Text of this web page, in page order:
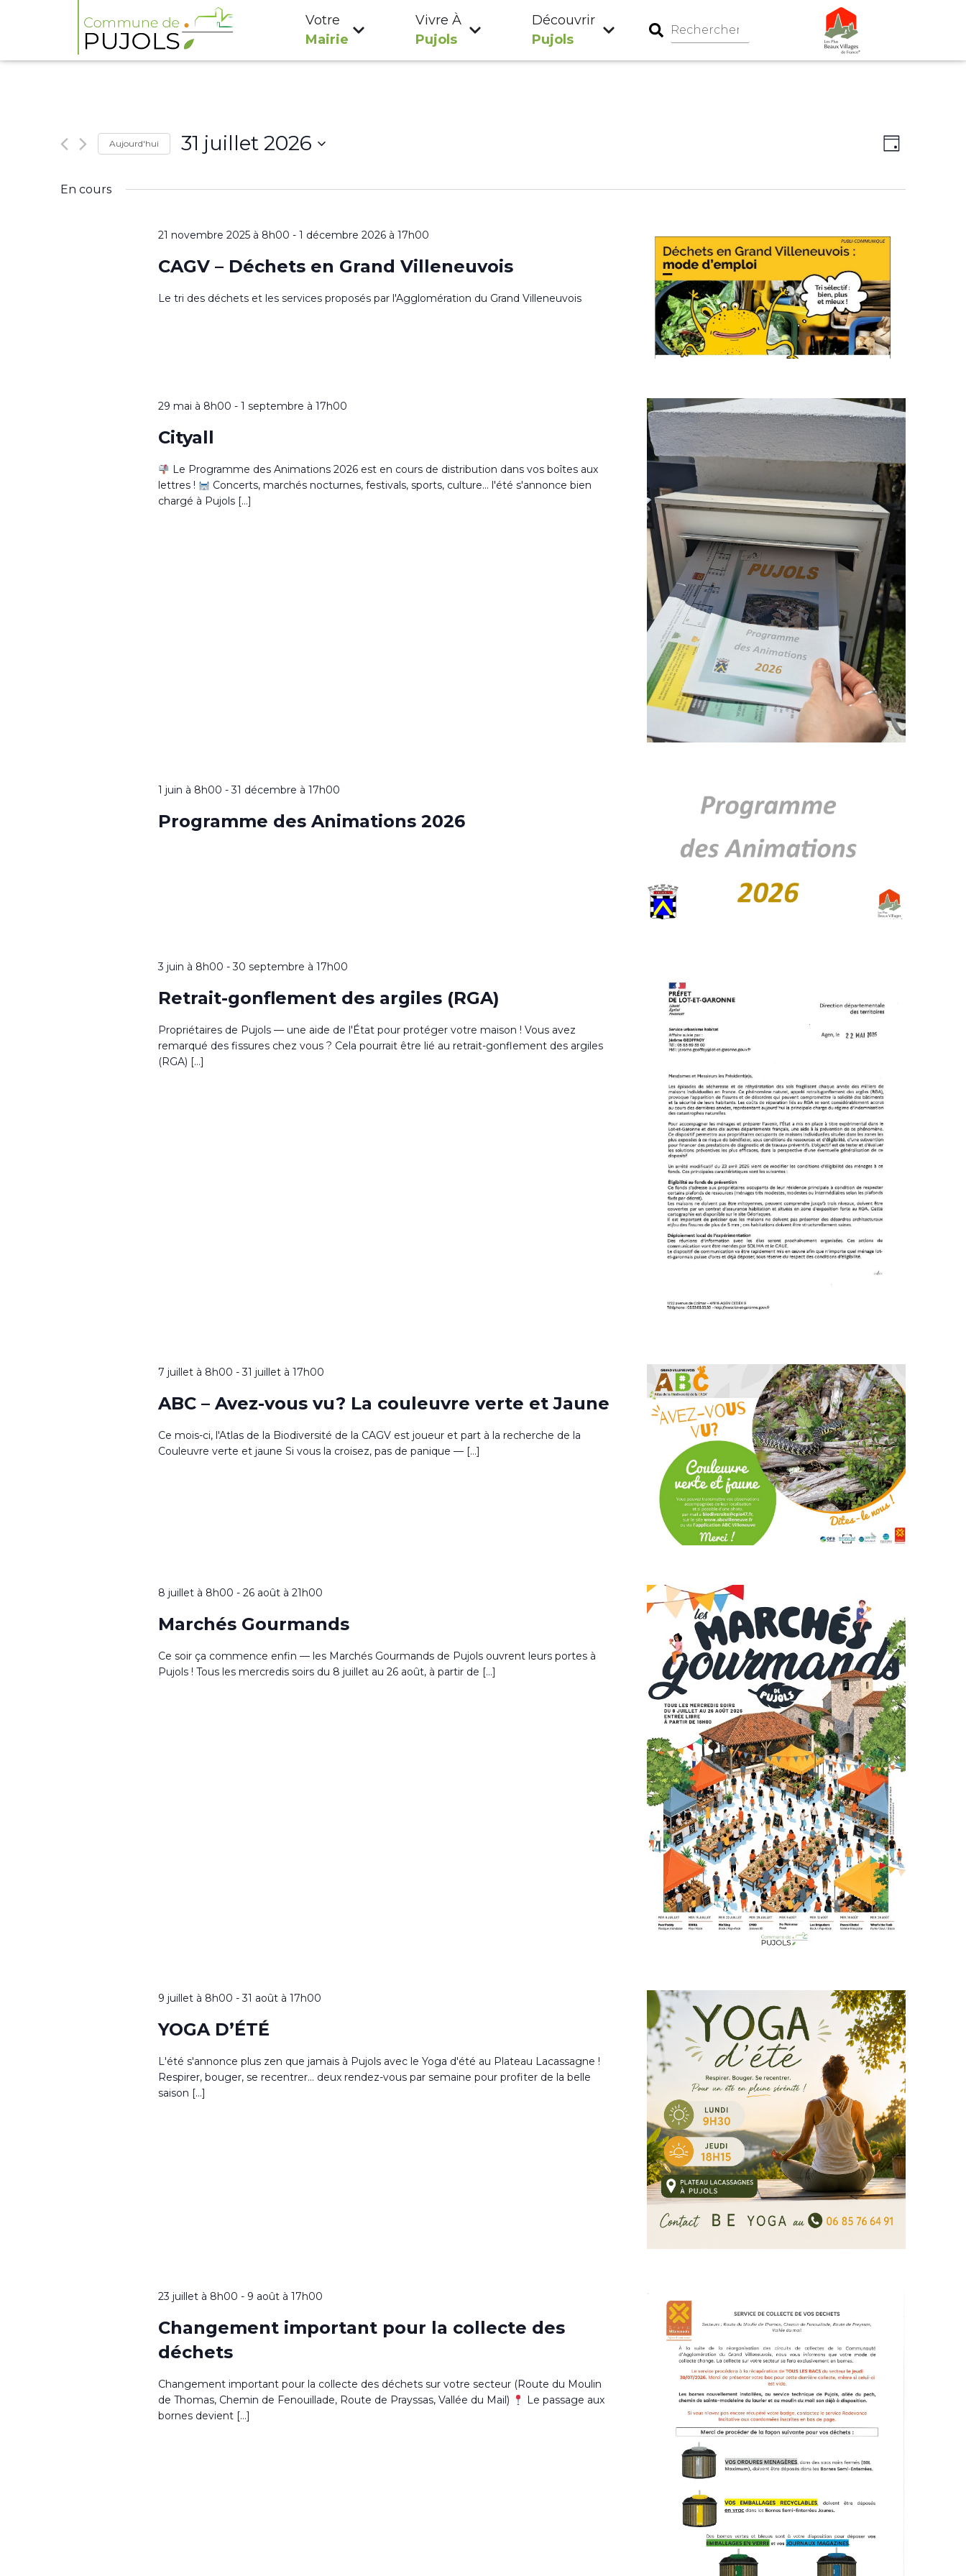
Votre
Mairie
Vivre À
Pujols
Découvrir
Pujols
Navigation
par
de
Jour
Aujourd'hui 31 juillet 2026
une
En cours
21 novembre 2025 à 8h00 - 1 décembre 2026 à 17h00
CAGV – Déchets en Grand Villeneuvois
Le tri des déchets et les services proposés par l'Agglomération du Grand Villeneuvois
29 mai à 8h00 - 1 septembre à 17h00
Cityall
Le Programme des Animations 2026 est en cours de distribution dans vos boîtes aux
lettres !
Concerts, marchés nocturnes, festivals, sports, culture... l'été s'annonce bien
chargé à Pujols […]
1 juin à 8h00 -31 décembre à 17h00
Programme des Animations 2026
3 juin à 8h00 -30 septembre à 17h00
Retrait-gonflement des argiles (RGA)
Propriétaires de Pujols — une aide de l'État pour protéger votre maison ! Vous avez
remarqué des fissures chez vous ? Cela pourrait être lié au retrait-gonflement des argiles
(RGA) […]
7 juillet à 8h00 -31 juillet à 17h00
ABC – Avez-vous vu? La couleuvre verte et Jaune
Ce mois-ci, l'Atlas de la Biodiversité de la CAGV est joueur et part à la recherche de la
Couleuvre verte et jaune Si vous la croisez, pas de panique — […]
8 juillet à 8h00 - 26 août à 21h00
Marchés Gourmands
Ce soir ça commence enfin — les Marchés Gourmands de Pujols ouvrent leurs portes à
Pujols ! Tous les mercredis soirs du 8 juillet au 26 août, à partir de […]
9 juillet à 8h00 -31 août à 17h00
YOGA D’ÉTÉ
L'été s'annonce plus zen que jamais à Pujols avec le Yoga d'été au Plateau Lacassagne !
Respirer, bouger, se recentrer... deux rendez-vous par semaine pour profiter de la belle
saison […]
23 juillet à 8h00 - 9 août à 17h00
Changement important pour la collecte des
déchets
Changement important pour la collecte des déchets sur votre secteur (Route du Moulin
de Thomas, Chemin de Fenouillade, Route de Prayssas, Vallée du Mail)
Le passage aux
bornes devient […]